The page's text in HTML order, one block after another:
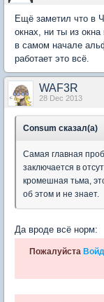
Ещё заметил что в
окнах, ни ты из
в самом начале
работает это всё.
WAF3R
28 Dec 2013
Consum сказал(а)
Самая главная
заключается в
кромешная тьма,
об этом и не знает.
Да вроде всё норм:
Пожалуйста